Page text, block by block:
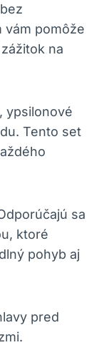
vám pomôže
na
ypsilonové
Tento set
sa
ktoré
pohyb aj
pred